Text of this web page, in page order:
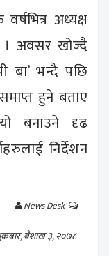
अध्यक्ष
। अवसर खोज्दै
भन्दै पछि
हुने बताए
बनाउने दृढ
निर्देशन
News Desk
बैशाख ३, २०७८